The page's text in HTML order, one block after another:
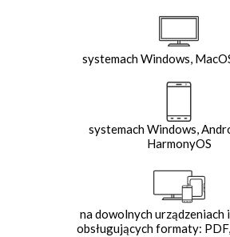
systemach Windows,
systemach Windows,
HarmonyOS
na dowolnych urządzeniach
obsługujących formaty: